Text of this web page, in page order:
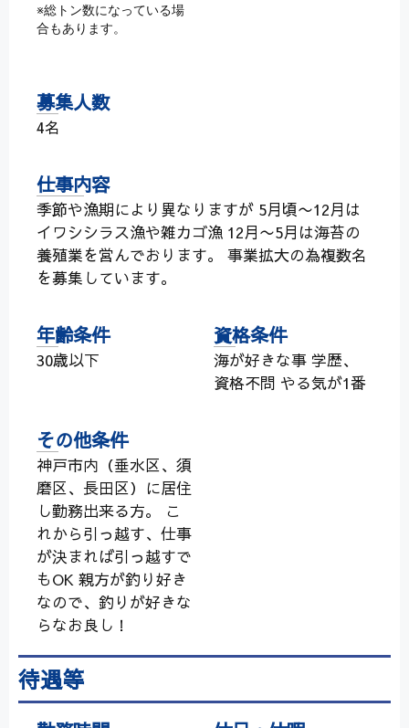
※総トン数になっている場
合もあります。
募集人数
4名
仕事内容
季節や漁期により異なりますが 5月頃〜12月は
イワシシラス漁や雑カゴ漁 12月〜5月は海苔の
養殖業を営んでおります。 事業拡大の為複数名
を募集しています。
年齢条件
30歳以下
資格条件
海が好きな事 学歴、
資格不問 やる気が1番
その他条件
神戸市内（垂水区、須
磨区、長田区）に居住
し勤務出来る方。 こ
れから引っ越す、仕事
が決まれば引っ越すで
もOK 親方が釣り好き
なので、釣りが好きな
らなお良し！
待遇等